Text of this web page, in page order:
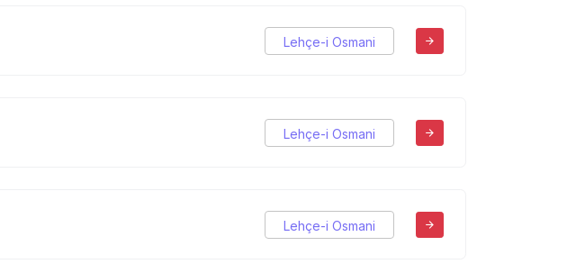
Lehçe-i Osmani
Lehçe-i Osmani
Lehçe-i Osmani